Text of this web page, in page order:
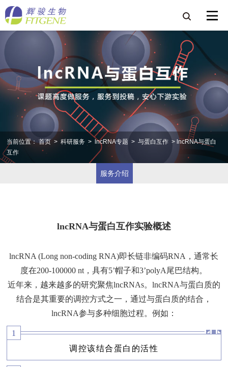
当前位置： 首页 > 科研服务 > lncRNA专题 > 与蛋白互作 > lncRNA与蛋白
互作
服务介绍
lncRNA与蛋白互作实验概述
lncRNA (Long non-coding RNA)即长链非编码RNA，通常长
度在200-100000 nt，具有5’帽子和3’polyA尾巴结构。
近年来，越来越多的研究聚焦lncRNAs。lncRNA与蛋白质的
结合是其重要的调控方式之一，通过与蛋白质的结合，
lncRNA参与多种细胞过程。 例如：
1
调控该结合蛋白的活性